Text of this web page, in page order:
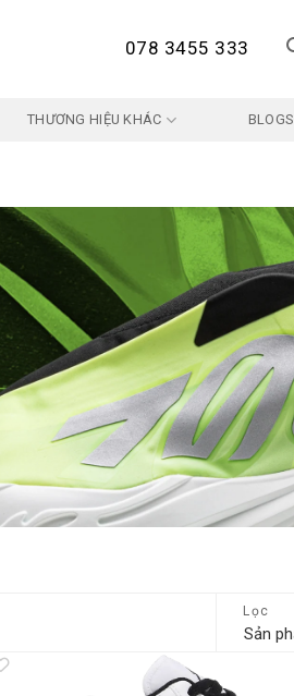
078 3455 333
THƯƠNG HIỆU KHÁC BLOGS
Lọc